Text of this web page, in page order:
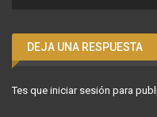
DEJA UNA RESPUESTA
Tes que iniciar sesión para